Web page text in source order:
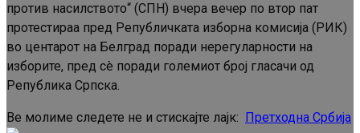
против насилството“ (СПН) вчера вечер по втор пат
протестираа пред Републичката изборна комисија (РИК)
во центарот на Белград поради нерегуларности на
изборите, пред сè поради големиот број гласачи од
Република Српска.
Ве молиме следете не и стискајте лајк:
Continue Претходна Србија